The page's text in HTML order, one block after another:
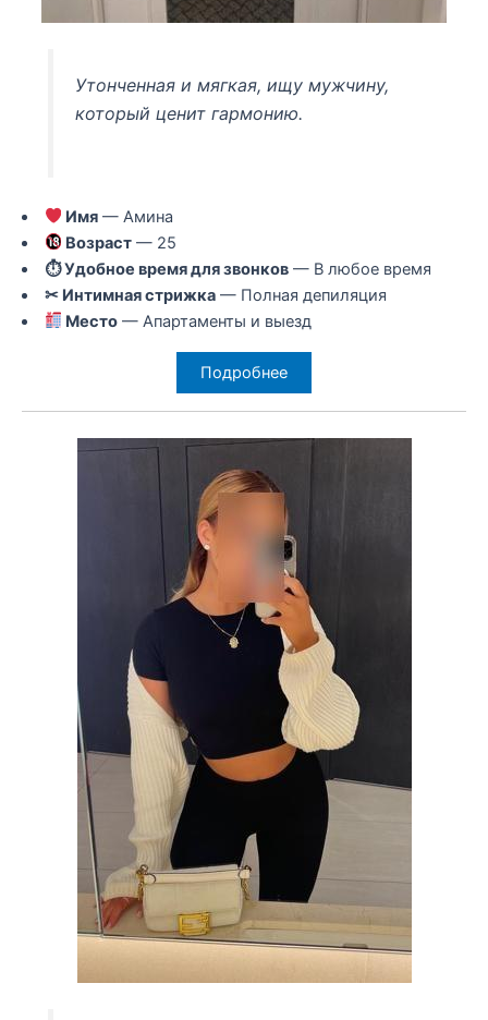
Утонченная и мягкая, ищу мужчину,
который ценит гармонию.
Имя — Амина
Возраст — 25
⏱ Удобное время для звонков— В любое время
✂ Интимная стрижка— Полная депиляция
Место — Апартаменты и выезд
Подробнее